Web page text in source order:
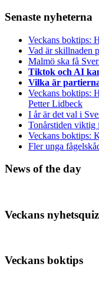
Senaste nyheterna
Veckans boktips:
Vad är skillnaden
Malmö ska få
Tiktok och AI
Vilka är
Veckans boktips:
Petter Lidbeck
I år är det val i
Tonårstiden viktig
Veckans boktips:
Fler unga
News of the day
Veckans nyhetsquiz
Veckans boktips